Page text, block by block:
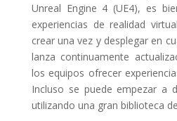
Unreal Engine 4 (UE4), es
experiencias de realidad
crear una vez y desplegar en
lanza continuamente
los equipos ofrecer
Incluso se puede empezar a
utilizando una gran biblioteca